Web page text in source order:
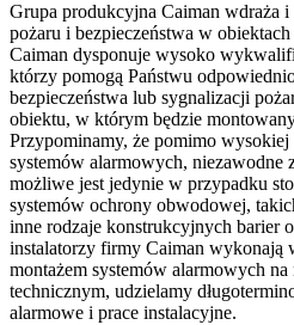
Grupa produkcyjna Caiman wdraża
pożaru i bezpieczeństwa w
Caiman dysponuje wysoko
którzy pomogą Państwu
bezpieczeństwa lub sygnalizacji
obiektu, w którym będzie
Przypominamy, że pomimo wysokiej
systemów alarmowych, niezawodne
możliwe jest jedynie w przypadku
systemów ochrony obwodowej,
inne rodzaje konstrukcyjnych barier
instalatorzy firmy Caiman wykonają
montażem systemów alarmowych
technicznym, udzielamy
alarmowe i prace instalacyjne.